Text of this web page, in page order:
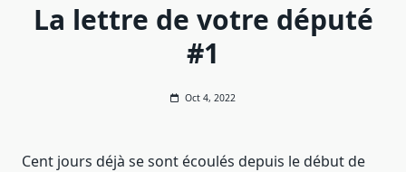
La lettre de votre député
#1
Oct 4, 2022
Cent jours déjà se sont écoulés depuis le début de